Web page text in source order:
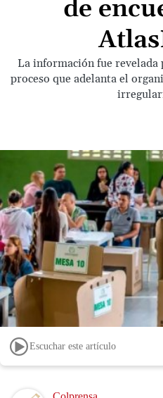
de
La información fue revelada
proceso que adelanta el
Escuchar este artículo